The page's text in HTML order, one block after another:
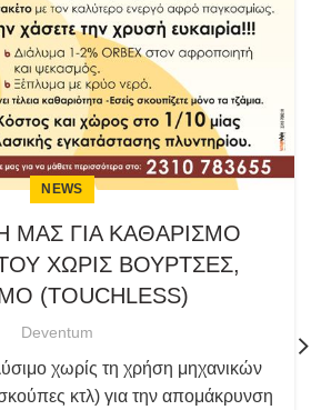
NEWS
ΜΑΣ ΓΙΑ ΚΑΘΑΡΙΣΜΟ
ΧΩΡΙΣ ΒΟΥΡΤΣΕΣ,
(TOUCHLESS)
Deventum
χωρίς τη χρήση μηχανικών
κτλ) για την απομάκρυνση